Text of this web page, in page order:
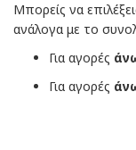
Μπορείς να
ανάλογα με το
Για αγορές
Για αγορές